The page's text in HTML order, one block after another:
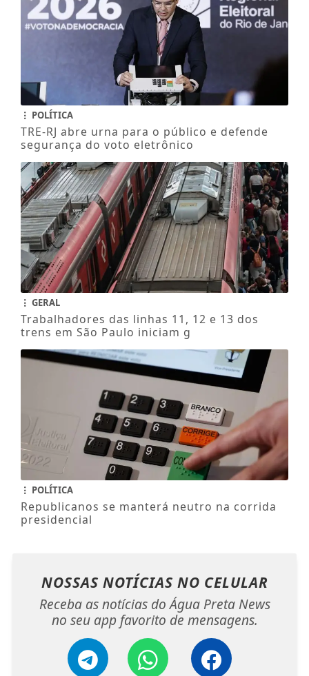
POLÍTICA
TRE-RJ abre urna para o público e defende
segurança do voto eletrônico
GERAL
Trabalhadores das linhas 11, 12 e 13 dos
trens em São Paulo iniciam g
POLÍTICA
Republicanos se manterá neutro na corrida
presidencial
NOSSAS NOTÍCIAS NO CELULAR
Receba as notícias do Água Preta News
no seu app favorito de mensagens.